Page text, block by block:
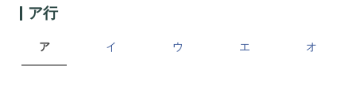
ア行
ア イ ウ エ オ